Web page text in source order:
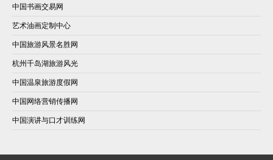
中国书画交易网
艺术油画定制中心
中国旅游风景名胜网
杭州千岛湖旅游风光
中国温泉旅游度假网
中国网络营销传播网
中国演讲与口才训练网